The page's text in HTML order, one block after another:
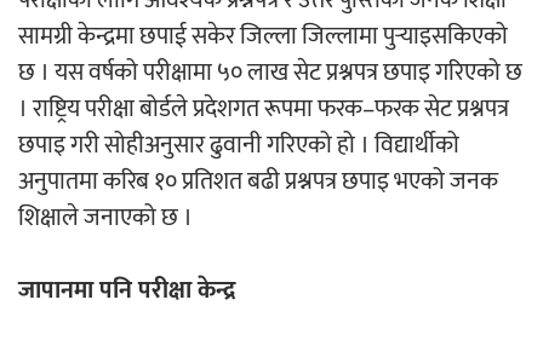
सामग्री केन्द्रमा छपाई सकेर जिल्ला जिल्लामा पुर्‍याइसकिएको
छ । यस वर्षको परीक्षामा ५० लाख सेट प्रश्नपत्र छपाइ गरिएको छ
। राष्ट्रिय परीक्षा बोर्डले प्रदेशगत रूपमा फरक–फरक सेट प्रश्नपत्र
छपाइ गरी सोहीअनुसार ढुवानी गरिएको हो । विद्यार्थीको
अनुपातमा करिब १० प्रतिशत बढी प्रश्नपत्र छपाइ भएको जनक
शिक्षाले जनाएको छ ।
जापानमा पनि परीक्षा केन्द्र